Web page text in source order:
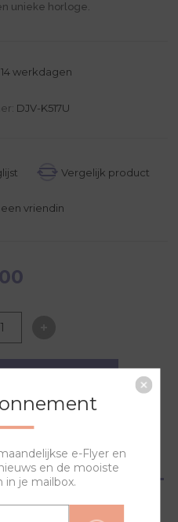
unieke horloge.
14 werkdagen
DJV-K517U
e-Flyer en
en de mooiste
in je mailbox.